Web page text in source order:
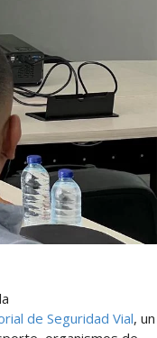
de Seguridad Vial, un